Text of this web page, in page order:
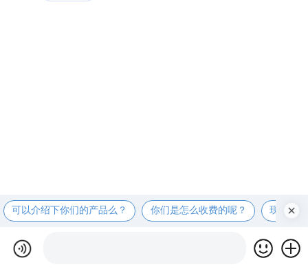
可以介绍下你们的产品么？ 你们是怎么收费的呢？ 现在有